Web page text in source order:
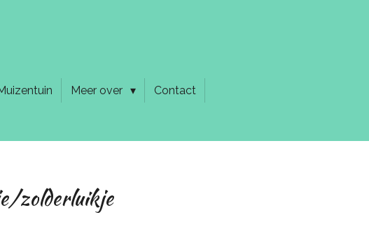
Meer over Contact
zolderluikje